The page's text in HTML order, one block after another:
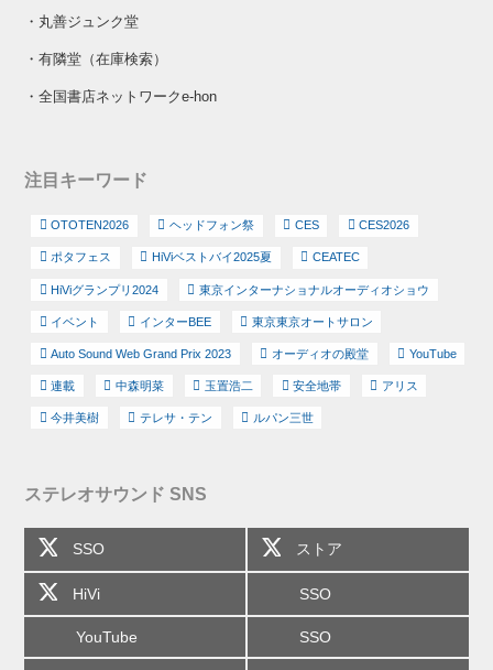
・ 丸善ジュンク堂
・有隣堂（在庫検索）
・全国書店ネットワークe-hon
注目キーワード
OTOTEN2026 ヘッドフォン祭 CES CES2026
ポタフェス HiViベストバイ2025夏 CEATEC
HiViグランプリ2024 東京インターナショナルオーディオショウ
イベント インターBEE 東京東京オートサロン
Auto Sound Web Grand Prix 2023 オーディオの殿堂 YouTube
連載 中森明菜 玉置浩二 安全地帯 アリス
今井美樹 テレサ・テン ルパン三世
ステレオサウンド SNS
SSO ストア
HiVi SSO
YouTube SSO